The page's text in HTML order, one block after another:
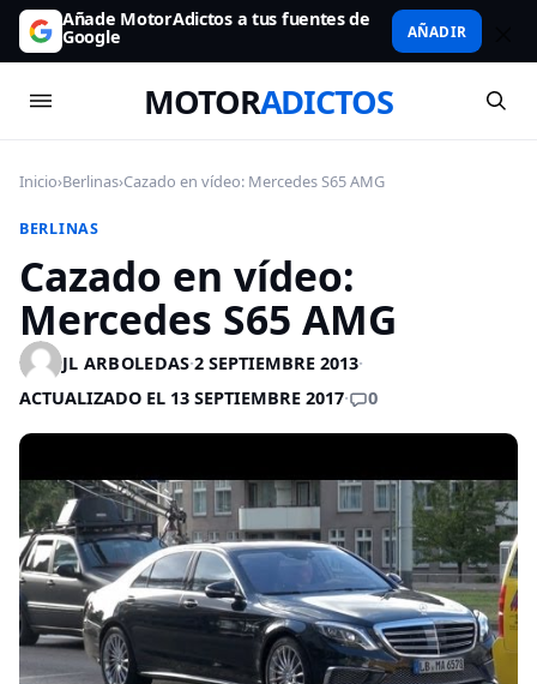
Añade MotorAdictos a tus fuentes de
Google AÑADIR
MOTORADICTOS
Inicio›Berlinas›Cazado en vídeo: Mercedes S65 AMG
BERLINAS
Cazado en vídeo:
Mercedes S65 AMG
JL ARBOLEDAS·2 SEPTIEMBRE 2013·
ACTUALIZADO EL 13 SEPTIEMBRE 2017· 0